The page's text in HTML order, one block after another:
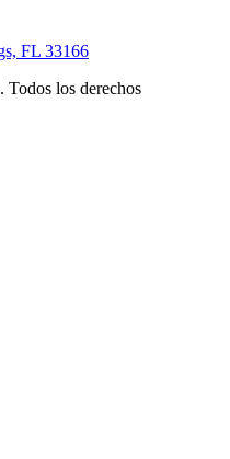
FL 33166
Todos los derechos